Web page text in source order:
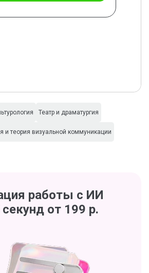
Театр и драматургия
и теория визуальной коммуникации
работы с ИИ
секунд от 199 р.